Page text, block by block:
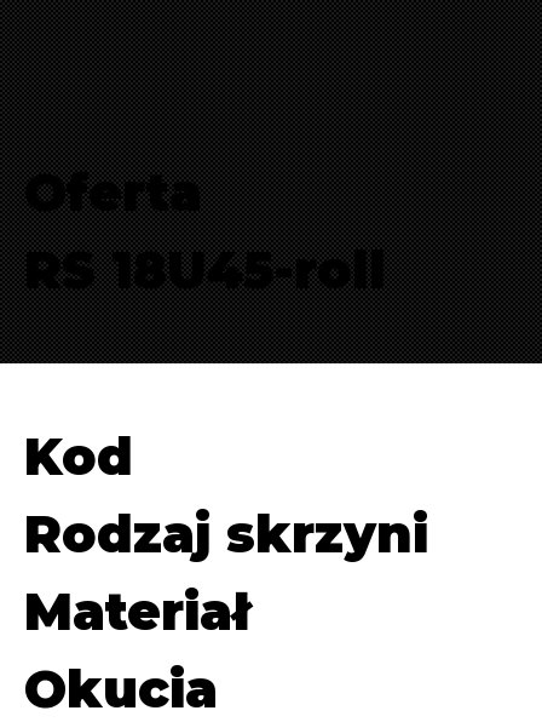
Oferta
RS 18U45-roll
Kod
Rodzaj skrzyni
Materiał
Okucia